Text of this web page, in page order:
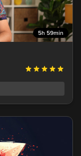
5h 59min